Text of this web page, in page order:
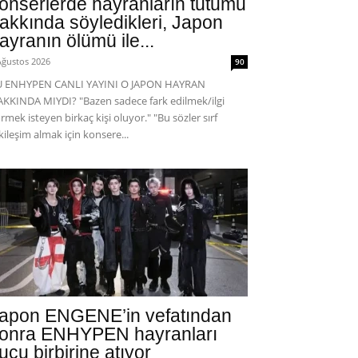
söyledikleri, Japon
ölümü ile...
2026 90
ENHYPEN CANLI YAYINI O JAPON HAYRAN
MIYDI? "Bazen sadece fark edilmek/ilgi
isteyen birkaç kişi oluyor." "Bu sözler sırf
almak için konsere...
ENGENE’in vefatından
ENHYPEN hayranları
birbirine atıyor